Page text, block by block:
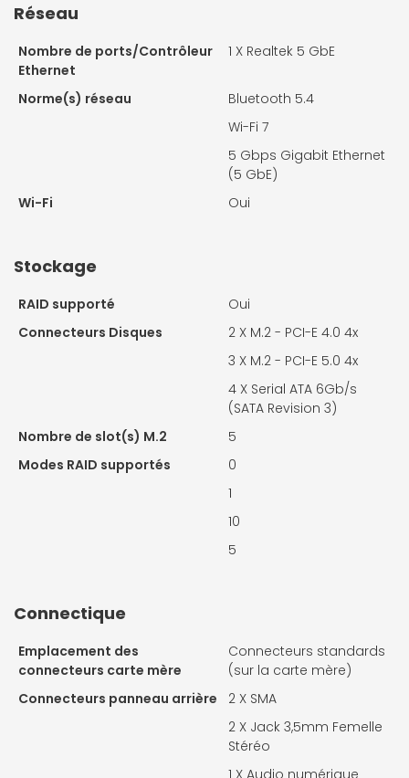
Réseau
Nombre de ports/Contrôleur
Ethernet
1 X Realtek 5 GbE
Norme(s) réseau
Bluetooth 5.4
Wi-Fi 7
5 Gbps Gigabit Ethernet
(5 GbE)
Wi-Fi
Oui
Stockage
RAID supporté
Oui
Connecteurs Disques
2 X M.2 - PCI-E 4.0 4x
3 X M.2 - PCI-E 5.0 4x
4 X Serial ATA 6Gb/s
(SATA Revision 3)
Nombre de slot(s) M.2
5
Modes RAID supportés
0
1
10
5
Connectique
Emplacement des
connecteurs carte mère
Connecteurs standards
(sur la carte mère)
Connecteurs panneau arrière
2 X SMA
2 X Jack 3,5mm Femelle
Stéréo
1 X Audio numérique